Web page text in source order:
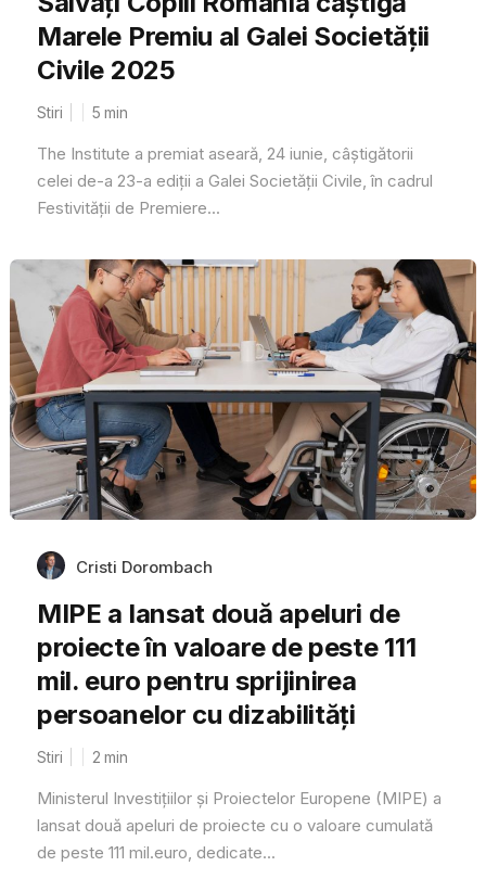
Marele Premiu al Galei Societății
Civile 2025
Stiri 5 min
The Institute a premiat aseară, 24 iunie, câștigătorii
celei de-a 23-a ediții a Galei Societății Civile, în cadrul
Festivității de Premiere...
Cristi Dorombach
MIPE a lansat două apeluri de
proiecte în valoare de peste 111
mil. euro pentru sprijinirea
persoanelor cu dizabilități
Stiri 2 min
Ministerul Investițiilor și Proiectelor Europene (MIPE) a
lansat două apeluri de proiecte cu o valoare cumulată
de peste 111 mil.euro, dedicate...